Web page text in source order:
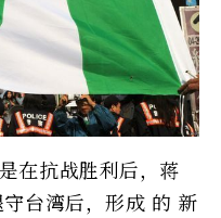
在抗战胜利后，蒋
台湾后，形成 的 新